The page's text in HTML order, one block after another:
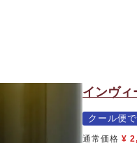
インヴ
クール便
通常価格 ¥